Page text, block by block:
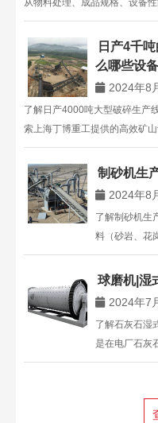
从物料处理、成品规格、设备
矿山企业高效生产。
日产4千
么哪些设备
2024年8
了解日产4000吨大型破碎生产
索上海丁博重工提供的高效矿
设备采购决策。
制砂机生
2024年8
了解制砂机生
料（砂岩、花
线配置及其工
化生产效率。
球磨机|湿
2024年7
了解石灰石湿
是在电厂石灰
磨机的型号及